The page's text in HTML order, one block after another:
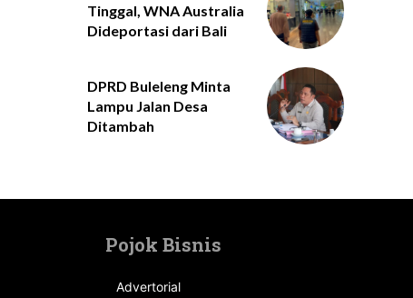
Tinggal, WNA Australia
Dideportasi dari Bali
DPRD Buleleng Minta
Lampu Jalan Desa
Ditambah
Pojok Bisnis
Advertorial